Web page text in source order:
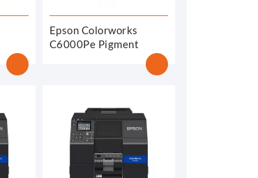
Epson Colorworks
C6000Pe Pigment